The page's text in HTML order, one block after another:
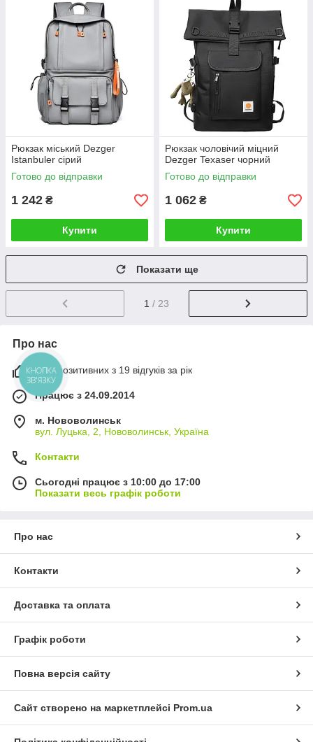
Рюкзак міський Dezger
Istanbuler сірий
Готово до відправки
1 242 ₴
Купити
Рюкзак чоловічий міцний
Dezger Texaser чорний
Готово до відправки
1 062 ₴
Купити
Показати ще
1 / 23
Про нас
95% позитивних з 19 відгуків за рік
Працює з 24.09.2014
м. Нововолинськ
вул. Луцька, 2, Нововолинськ, Україна
Контакти
Сьогодні працює з 10:00 до 17:00
Показати весь графік роботи
Про нас
Контакти
Доставка та оплата
Графік роботи
Повна версія сайту
Сайт створено на маркетплейсі Prom.ua
КНОПКА
ЗВ'ЯЗКУ